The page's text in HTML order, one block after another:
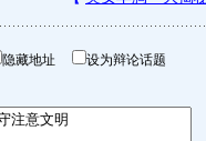
隐藏地址 设为辩论话题